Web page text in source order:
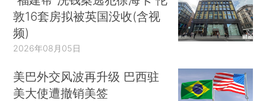
敦16套房拟被英国没收(含视
频)
2026年08月05日
美巴外交风波再升级 巴西驻
美大使遭撤销美签